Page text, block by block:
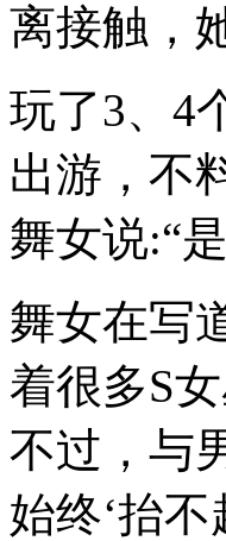
离接触，
玩了3、4
出游，不
舞女说:“
舞女在写
着很多S
不过，与
始终‘抬